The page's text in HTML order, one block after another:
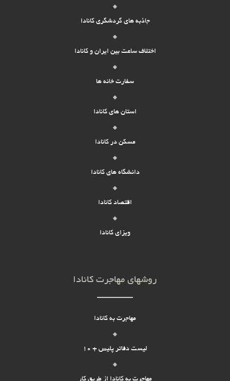
جاذبه های گردشگری کانادا
اختلاف ساعت بین ایران و کانادا
سفارت خانه ها
استان های کانادا
مسکن در کانادا
دانشگاه های کانادا
اقتصاد کانادا
ویزای کانادا
روشهای مهاجرت کانادا
مهاجرت به کانادا
لیست دفاتر پلیس + 10